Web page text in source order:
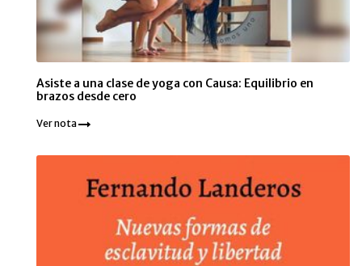
Asiste a una clase de yoga con Causa: Equilibrio en
brazos desde cero
Ver nota